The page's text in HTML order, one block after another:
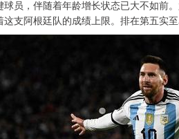
员，伴随着年龄增长状态已大不如前
支阿根廷队的成绩上限。排在第五实至